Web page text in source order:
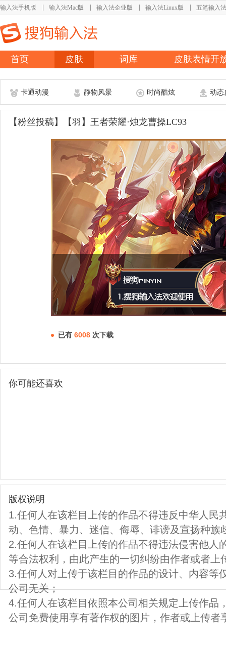
输入法手机版 输入法Mac版 输入法企业版 输入法Linux版 五笔输入法
首页 皮肤 词库 皮肤表情开
卡通动漫 静物风景 时尚酷炫 动态
【粉丝投稿】【羽】王者荣耀·烛龙曹操LC93
已有 6008 次下载
你可能还喜欢
版权说明
1.任何人在该栏目上传的作品不得违反中华人民
动、色情、暴力、迷信、侮辱、诽谤及宣扬种族
2.任何人在该栏目上传的作品不得违法侵害他人
等合法权利，由此产生的一切纠纷由作者或者上
3.任何人对上传于该栏目的作品的设计、内容等
公司无关；
4.任何人在该栏目依照本公司相关规定上传作品
公司免费使用享有著作权的图片，作者或上传者